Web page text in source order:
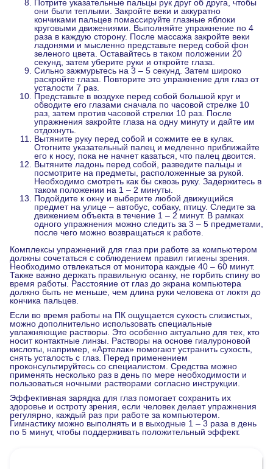
Потрите указательные пальцы рук друг об друга, чтобы
они были теплыми. Закройте веки и аккуратно
кончиками пальцев помассируйте глазные яблоки
круговыми движениями. Выполняйте упражнение по 4
раза в каждую сторону. После массажа закройте веки
ладонями и мысленно представьте перед собой фон
зеленого цвета. Оставайтесь в таком положении 20
секунд, затем уберите руки и откройте глаза.
Сильно зажмурьтесь на 3 – 5 секунд. Затем широко
раскройте глаза. Повторите это упражнение для глаз от
усталости 7 раз.
Представьте в воздухе перед собой большой круг и
обводите его глазами сначала по часовой стрелке 10
раз, затем против часовой стрелки 10 раз. После
упражнения закройте глаза на одну минуту и дайте им
отдохнуть.
Вытяните руку перед собой и сожмите ее в кулак.
Отогните указательный палец и медленно приближайте
его к носу, пока не начнет казаться, что палец двоится.
Вытяните ладонь перед собой, разведите пальцы и
посмотрите на предметы, расположенные за рукой.
Необходимо смотреть как бы сквозь руку. Задержитесь в
таком положении на 1 – 2 минуты.
Подойдите к окну и выберите любой движущийся
предмет на улице – автобус, собаку, птицу. Следите за
движением объекта в течение 1 – 2 минут. В рамках
одного упражнения можно следить за 3 – 5 предметами,
после чего можно возвращаться к работе.
Комплексы упражнений для глаз при работе за компьютером
должны сочетаться с соблюдением правил гигиены зрения.
Необходимо отвлекаться от монитора каждые 40 – 60 минут.
Также важно держать правильную осанку, не горбить спину во
время работы. Расстояние от глаз до экрана компьютера
должно быть не меньше, чем длина руки человека от локтя до
кончика пальцев.
Если во время работы на ПК ощущается сухость слизистых,
можно дополнительно использовать специальные
увлажняющие растворы. Это особенно актуально для тех, кто
носит контактные линзы. Растворы на основе гиалуроновой
кислоты, например, «Артелак» помогают устранить сухость,
снять усталость с глаз. Перед применением
проконсультируйтесь со специалистом. Средства можно
применять несколько раз в день по мере необходимости и
пользоваться ночными растворами согласно инструкции.
Эффективная зарядка для глаз помогает сохранить их
здоровье и остроту зрения, если человек делает упражнения
регулярно, каждый раз при работе за компьютером.
Гимнастику можно выполнять и в выходные 1 – 3 раза в день
по 5 минут, чтобы поддерживать положительный эффект.